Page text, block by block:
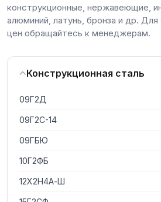
конструкционные, нержавеющие,
алюминий, латунь, бронза и др. Для
цен обращайтесь к менеджерам.
Конструкционная сталь
09Г2Д
09Г2С-14
09ГБЮ
10Г2ФБ
12Х2Н4А-Ш